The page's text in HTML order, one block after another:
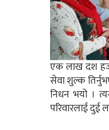
एक लाख दश
सेवा शुल्क
निधन भयो ।
परिवारलाई दुई